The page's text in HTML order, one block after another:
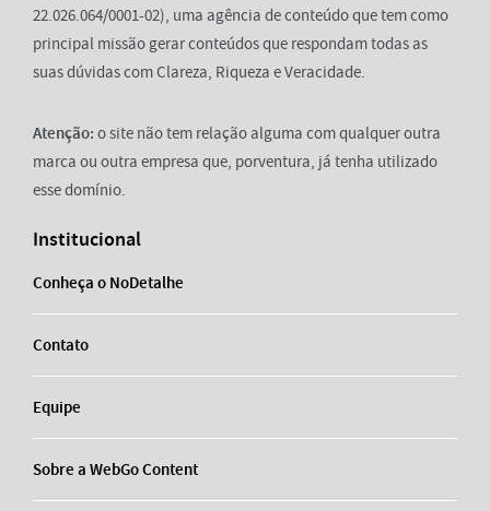
22.026.064/0001-02), uma agência de conteúdo que tem como
principal missão gerar conteúdos que respondam todas as
suas dúvidas com Clareza, Riqueza e Veracidade.
Atenção: o site não tem relação alguma com qualquer outra
marca ou outra empresa que, porventura, já tenha utilizado
esse domínio.
Institucional
Conheça o NoDetalhe
Contato
Equipe
Sobre a WebGo Content